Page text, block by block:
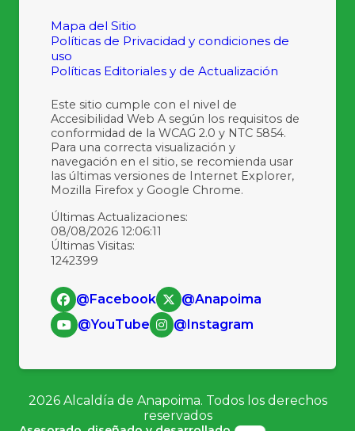
Mapa del Sitio
Políticas de Privacidad y condiciones de
uso
Políticas Editoriales y de Actualización
Este sitio cumple con el nivel de
Accesibilidad Web A según los requisitos de
conformidad de la WCAG 2.0 y NTC 5854.
Para una correcta visualización y
navegación en el sitio, se recomienda usar
las últimas versiones de Internet Explorer,
Mozilla Firefox y Google Chrome.
Últimas Actualizaciones:
08/08/2026 12:06:11
Últimas Visitas:
1242399
@Facebook
@Anapoima
@YouTube
@Instagram
2026Alcaldía de Anapoima. Todos los derechos
reservados